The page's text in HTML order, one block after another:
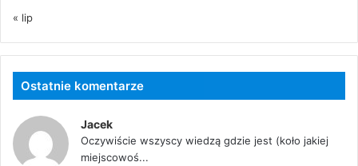
« lip
Ostatnie komentarze
Jacek
Oczywiście wszyscy wiedzą gdzie jest (koło jakiej
miejscowoś...